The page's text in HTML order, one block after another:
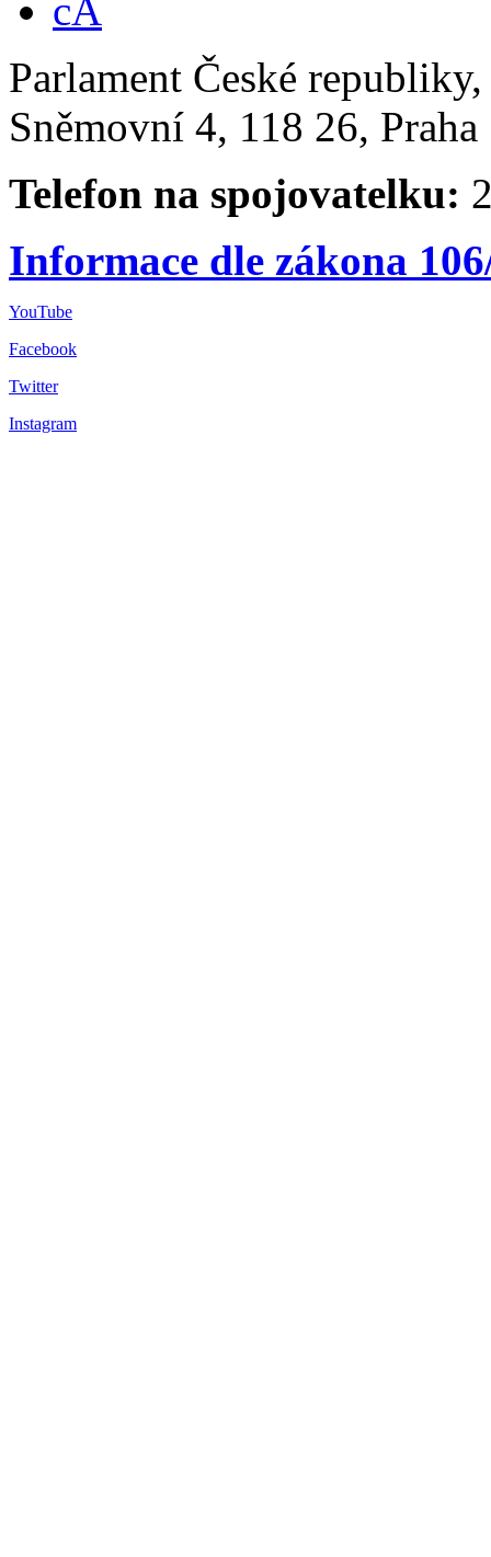
Parlament České
Sněmovní 4, 118 26,
Telefon na spojovatelku:
Informace dle zákona
YouTube
Facebook
Twitter
Instagram